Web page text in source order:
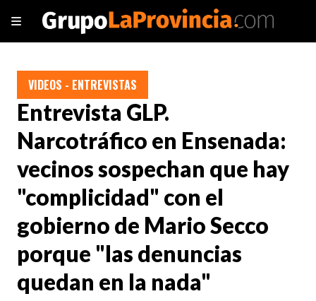
Entrevista GLP.
Narcotráfico en Ensenada:
vecinos sospechan que hay
"complicidad" con el
gobierno de Mario Secco
porque "las denuncias
quedan en la nada"
VIDEOS - ENTREVISTAS